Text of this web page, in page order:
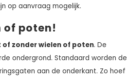
op aanvraag mogelijk.
of poten!
of zonder wielen of poten. De
ondergrond. Standaard worden de
aan de onderkant. Zo hoef